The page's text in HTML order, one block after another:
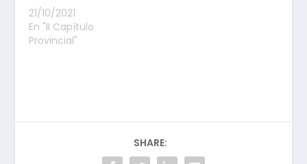
21/10/2021
En "II Capítulo
Provincial"
SHARE: